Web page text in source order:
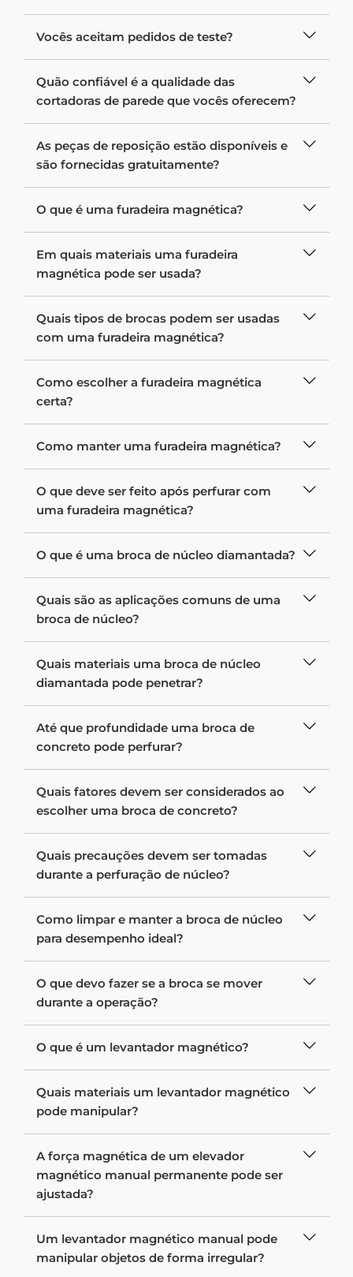
Vocês aceitam pedidos de teste?
Quão confiável é a qualidade das
cortadoras de parede que vocês oferecem?
As peças de reposição estão disponíveis e
são fornecidas gratuitamente?
O que é uma furadeira magnética?
Em quais materiais uma furadeira
magnética pode ser usada?
Quais tipos de brocas podem ser usadas
com uma furadeira magnética?
Como escolher a furadeira magnética
certa?
Como manter uma furadeira magnética?
O que deve ser feito após perfurar com
uma furadeira magnética?
O que é uma broca de núcleo diamantada?
Quais são as aplicações comuns de uma
broca de núcleo?
Quais materiais uma broca de núcleo
diamantada pode penetrar?
Até que profundidade uma broca de
concreto pode perfurar?
Quais fatores devem ser considerados ao
escolher uma broca de concreto?
Quais precauções devem ser tomadas
durante a perfuração de núcleo?
Como limpar e manter a broca de núcleo
para desempenho ideal?
O que devo fazer se a broca se mover
durante a operação?
O que é um levantador magnético?
Quais materiais um levantador magnético
pode manipular?
A força magnética de um elevador
magnético manual permanente pode ser
ajustada?
Um levantador magnético manual pode
manipular objetos de forma irregular?